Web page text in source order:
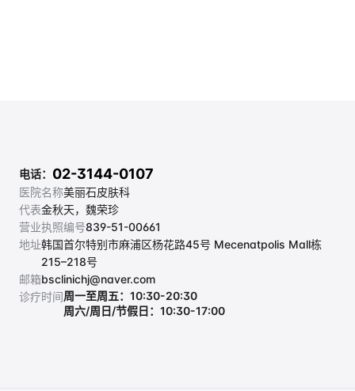
医院名称美丽石皮肤科
代表金秋天，魏荣珍
营业执照编号839-51-00661
地址韩国首尔特别市麻浦区杨花路45号 Mecenatpolis Mall栋
215–218号
邮箱bsclinichj@naver.com
诊疗时间周一至周五：10:30-20:30
周六/周日/节假日：10:30-17:00
电话： 02-3144-0107